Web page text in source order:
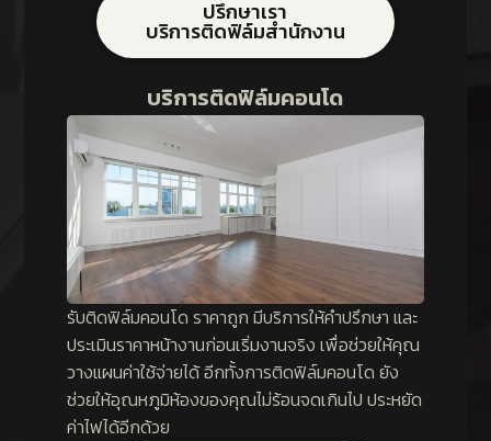
ปรึกษาเรา
บริการติดฟิล์มสำนักงาน
บริการติดฟิล์มคอนโด
รับติดฟิล์มคอนโด ราคาถูก มีบริการให้คำปรึกษา และ
ประเมินราคาหน้างานก่อนเริ่มงานจริง เพื่อช่วยให้คุณ
วางแผนค่าใช้จ่ายได้ อีกทั้งการติดฟิล์มคอนโด ยัง
ช่วยให้อุณหภูมิห้องของคุณไม่ร้อนจดเกินไป ประหยัด
ค่าไฟได้อีกด้วย